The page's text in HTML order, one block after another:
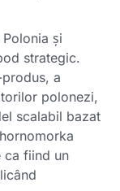
și
strategic.
a
polonezi,
scalabil bazat
ca fiind un